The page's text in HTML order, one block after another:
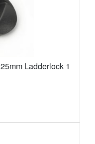
Ladderlock 1